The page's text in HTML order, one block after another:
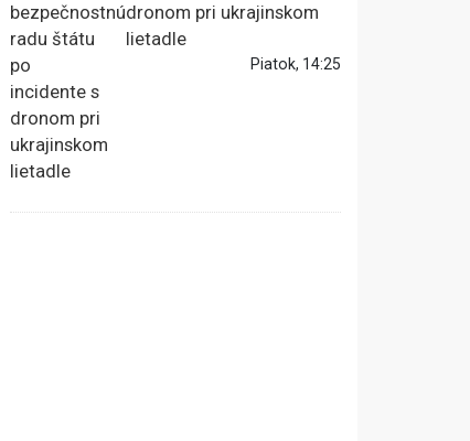
dronom pri ukrajinskom
lietadle
Piatok, 14:25